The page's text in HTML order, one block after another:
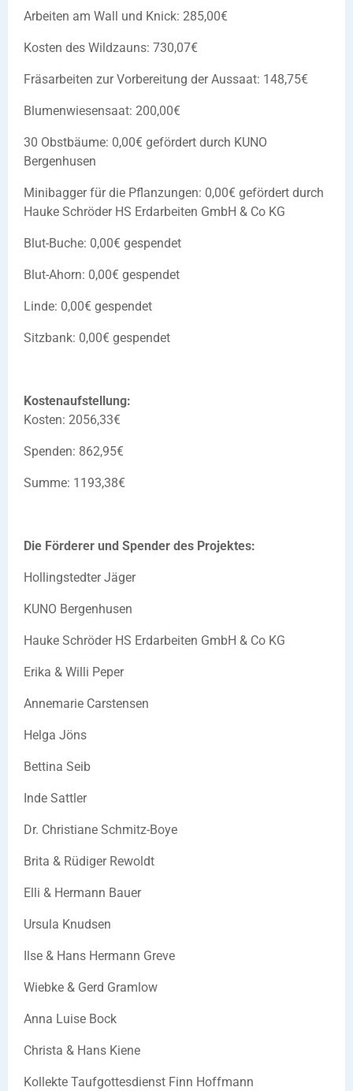
Arbeiten am Wall und Knick: 285,00€
Kosten des Wildzauns: 730,07€
Fräsarbeiten zur Vorbereitung der Aussaat: 148,75€
Blumenwiesensaat: 200,00€
30 Obstbäume: 0,00€ gefördert durch KUNO
Bergenhusen
Minibagger für die Pflanzungen: 0,00€ gefördert durch
Hauke Schröder HS Erdarbeiten GmbH & Co KG
Blut-Buche: 0,00€ gespendet
Blut-Ahorn: 0,00€ gespendet
Linde: 0,00€ gespendet
Sitzbank: 0,00€ gespendet
Kostenaufstellung:
Kosten: 2056,33€
Spenden: 862,95€
Summe: 1193,38€
Die Förderer und Spender des Projektes:
Hollingstedter Jäger
KUNO Bergenhusen
Hauke Schröder HS Erdarbeiten GmbH & Co KG
Erika & Willi Peper
Annemarie Carstensen
Helga Jöns
Bettina Seib
Inde Sattler
Dr. Christiane Schmitz-Boye
Brita & Rüdiger Rewoldt
Elli & Hermann Bauer
Ursula Knudsen
Ilse & Hans Hermann Greve
Wiebke & Gerd Gramlow
Anna Luise Bock
Christa & Hans Kiene
Kollekte Taufgottesdienst Finn Hoffmann